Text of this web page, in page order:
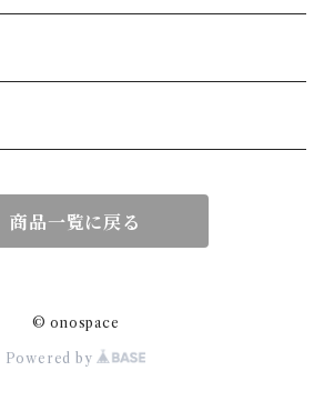
商品一覧に戻る
© onospace
Powered by